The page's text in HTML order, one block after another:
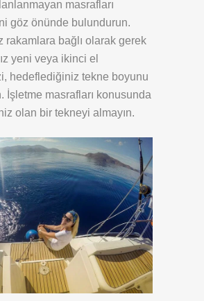
masrafları
göz önünde bulundurun.
rakamlara bağlı olarak gerek
yeni veya ikinci el
hedeflediğiniz tekne boyunu
İşletme masrafları konusunda
olan bir tekneyi almayın.